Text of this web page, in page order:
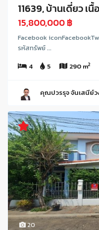
11639, บ้านเดี่ยว เ
15,800,000 ฿
Facebook
รหัสทรัพย์ ...
4
5 290 m2
คุณปวรรุจ จันเสนีย์
20